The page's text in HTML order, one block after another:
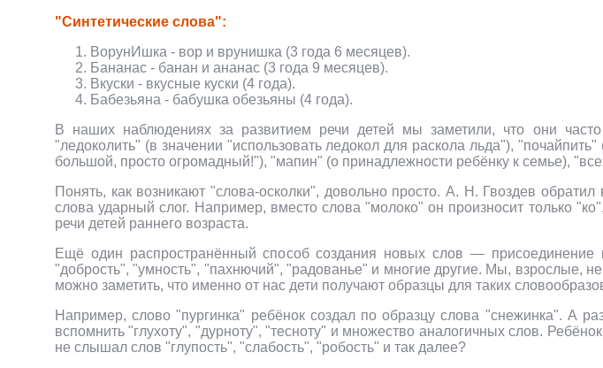
"Синтетические слова":
ВорунИшка - вор и врунишка (3 года 6 месяцев).
Бананас - банан и ананас (3 года 9 месяцев).
Вкуски - вкусные куски (4 года).
Бабезьяна - бабушка обезьяны (4 года).
В наших наблюдениях за развитием речи детей мы заметили, что они
"ледоколить" (в значении "использовать ледокол для раскола льда"),
большой, просто огромадный!"), "мапин" (о принадлежности ребёнку к семье),
Понять, как возникают "слова-осколки", довольно просто. А. Н. Гвоздев
слова ударный слог. Например, вместо слова "молоко" он произносит только
речи детей раннего возраста.
Ещё один распространённый способ создания новых слов — присоединение
"добрость", "умность", "пахнючий", "радованье" и многие другие. Мы, взрослые,
можно заметить, что именно от нас дети получают образцы для таких
Например, слово "пургинка" ребёнок создал по образцу слова "снежинка". А
вспомнить "глухоту", "дурноту", "тесноту" и множество аналогичных слов.
не слышал слов "глупость", "слабость", "робость" и так далее?